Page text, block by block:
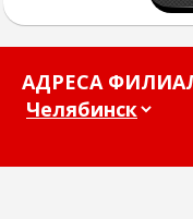
АДРЕСА